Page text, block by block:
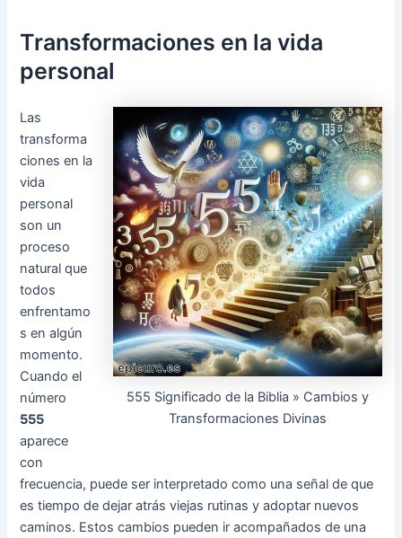
Transformaciones en la vida
personal
555 Significado de la Biblia » Cambios y
Transformaciones Divinas
Las
transforma
ciones en la
vida
personal
son un
proceso
natural que
todos
enfrentamo
s en algún
momento.
Cuando el
número
555
aparece
con
frecuencia, puede ser interpretado como una señal de que
es tiempo de dejar atrás viejas rutinas y adoptar nuevos
caminos. Estos cambios pueden ir acompañados de una